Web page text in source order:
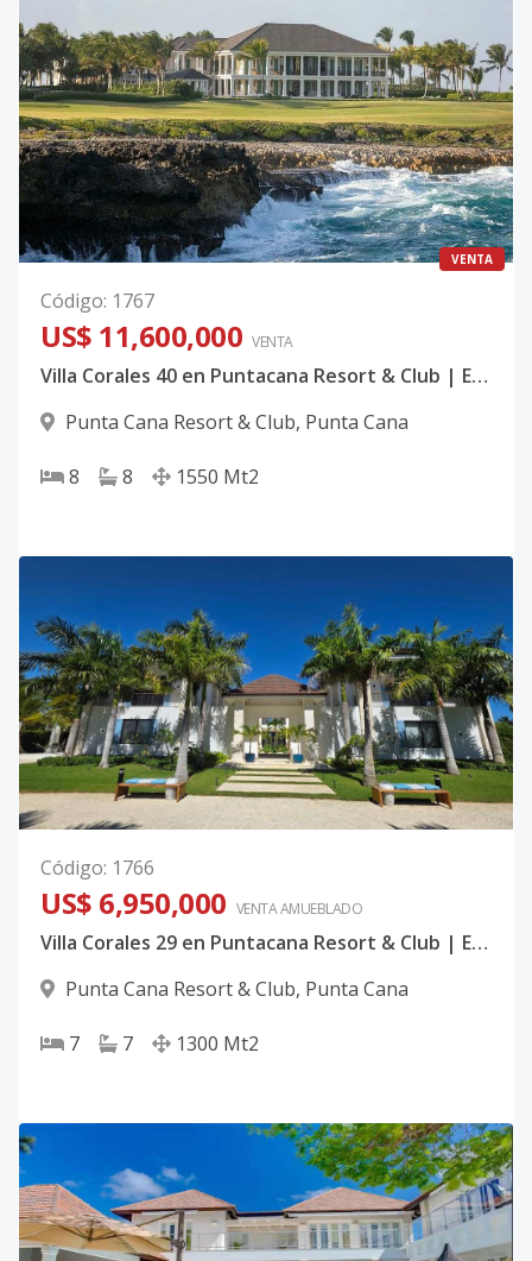
VENTA
Código: 1767
US$ 11,600,000 VENTA
Villa Corales 40 en Puntacana Resort & Club | Exclusiva Mansión Frente al Mar con Vista al Corales Golf Club en Punta Cana
Punta Cana Resort & Club, Punta Cana
8 8 1550 Mt2
Código: 1766
US$ 6,950,000 VENTA AMUEBLADO
Villa Corales 29 en Puntacana Resort & Club | Exclusiva Residencia de Lujo con Vista al Golf y Lago en Punta Cana
Punta Cana Resort & Club, Punta Cana
7 7 1300 Mt2